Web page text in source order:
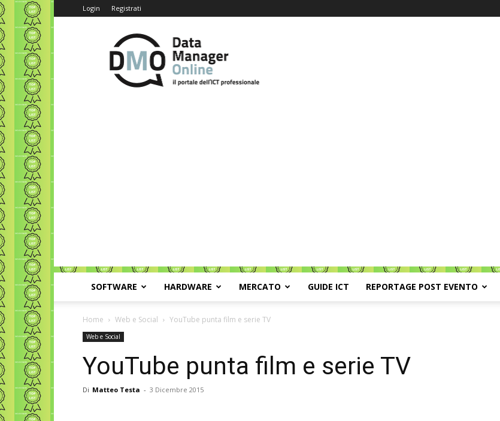
Login Registrati
Data
Manager
Online
SOFTWARE HARDWARE MERCATO GUIDE ICT REPORTAGE POST EVENTO
Home Web e Social YouTube punta film e serie TV
Web e Social
YouTube punta film e serie TV
Di Matteo Testa - 3 Dicembre 2015